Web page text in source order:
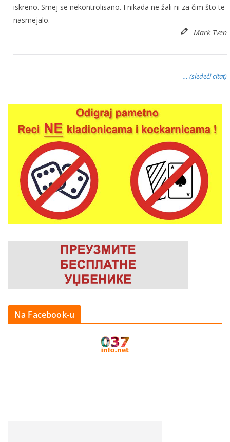
iskreno. Smej se nekontrolisano. I nikada ne žali ni za čim što te
nasmejalo.
Mark Tven
… (sledeći citat)
Na Facebook-u